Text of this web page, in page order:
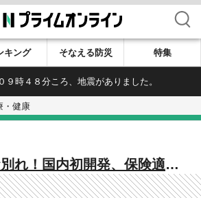
検索
キング そなえる防災 特集
９時４８分ころ、地震がありました。
・健康
れ！国内初開発、保険適用
ッジ「シンボー」【高知】